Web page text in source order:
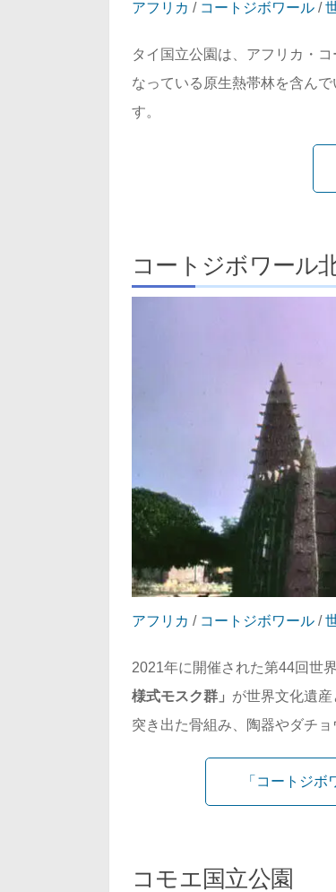
アフリカ / コートジボワール /
タイ国立公園は、アフリカ・
なっている原生熱帯林を含ん
す。
コートジボワール
アフリカ / コートジボワール /
2021年に開催された第44回世
様式モスク群」 が世界文化遺
突き出た骨組み、陶器やダチ
「コートジ
コモエ国立公園